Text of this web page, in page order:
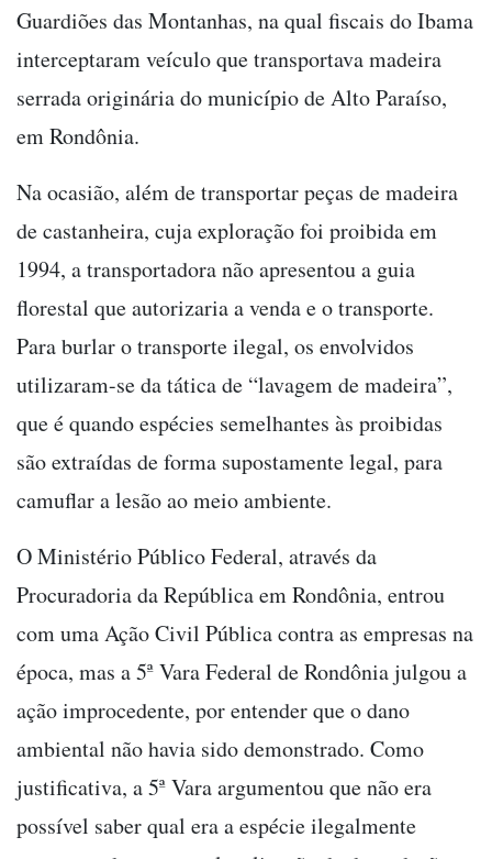
Guardiões das Montanhas, na qual fiscais do Ibama
interceptaram veículo que transportava madeira
serrada originária do município de Alto Paraíso,
em Rondônia.
Na ocasião, além de transportar peças de madeira
de castanheira, cuja exploração foi proibida em
1994, a transportadora não apresentou a guia
florestal que autorizaria a venda e o transporte.
Para burlar o transporte ilegal, os envolvidos
utilizaram-se da tática de “lavagem de madeira”,
que é quando espécies semelhantes às proibidas
são extraídas de forma supostamente legal, para
camuflar a lesão ao meio ambiente.
O Ministério Público Federal, através da
Procuradoria da República em Rondônia, entrou
com uma Ação Civil Pública contra as empresas na
época, mas a 5ª Vara Federal de Rondônia julgou a
ação improcedente, por entender que o dano
ambiental não havia sido demonstrado. Como
justificativa, a 5ª Vara argumentou que não era
possível saber qual era a espécie ilegalmente